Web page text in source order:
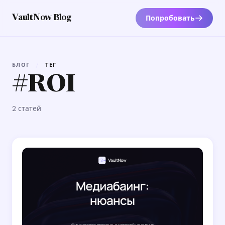
VaultNow Blog Попробовать
БЛОГ ТЕГ
#ROI
2 статей